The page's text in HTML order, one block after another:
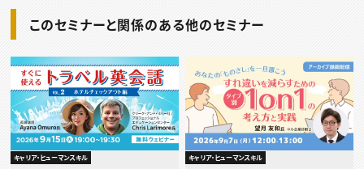
このセミナーと関係のある他のセミナー
キャリア・ヒューマンスキル キャリア・ヒューマンスキル